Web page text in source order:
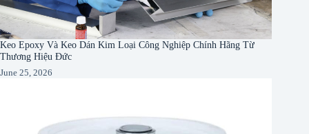
Keo Epoxy Và Keo Dán Kim Loại Công Nghiệp Chính Hãng Từ
Thương Hiệu Đức
June 25, 2026